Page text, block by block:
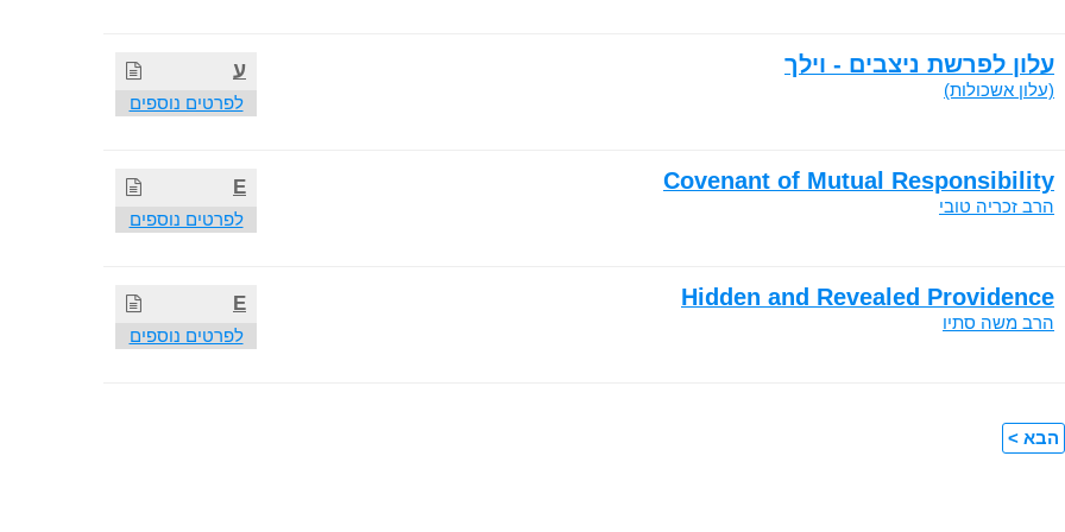
ע
לפרטים נוספים
עלון לפרשת ניצבים - וילך
(עלון אשכולות)
E
לפרטים נוספים
Covenant of Mutual Responsibility
הרב זכריה טובי
E
לפרטים נוספים
Hidden and Revealed Providence
הרב משה סתיו
הבא >